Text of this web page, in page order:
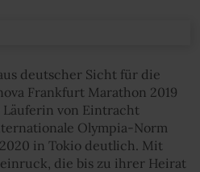
deutscher Sicht für die
Frankfurt Marathon 2019
Läuferin von Eintracht
Olympia-Norm
in Tokio deutlich. Mit
die bis zu ihrer Heirat